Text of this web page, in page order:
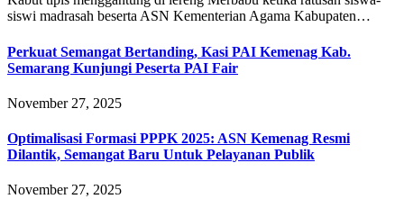
siswi madrasah beserta ASN Kementerian Agama Kabupaten…
Perkuat Semangat Bertanding, Kasi PAI Kemenag Kab.
Semarang Kunjungi Peserta PAI Fair
November 27, 2025
Optimalisasi Formasi PPPK 2025: ASN Kemenag Resmi
Dilantik, Semangat Baru Untuk Pelayanan Publik
November 27, 2025